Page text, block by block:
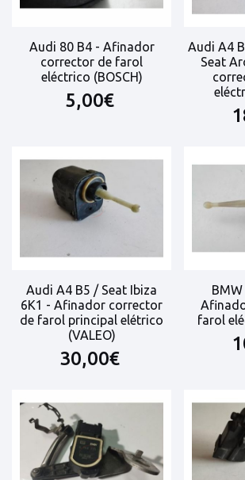
Audi 80 B4 - Afinador
corrector de farol
eléctrico (BOSCH)
5,00€
Audi A4
Seat
Audi A4 B5 / Seat Ibiza
6K1 - Afinador corrector
de farol principal elétrico
(VALEO)
30,00€
BMW
farol